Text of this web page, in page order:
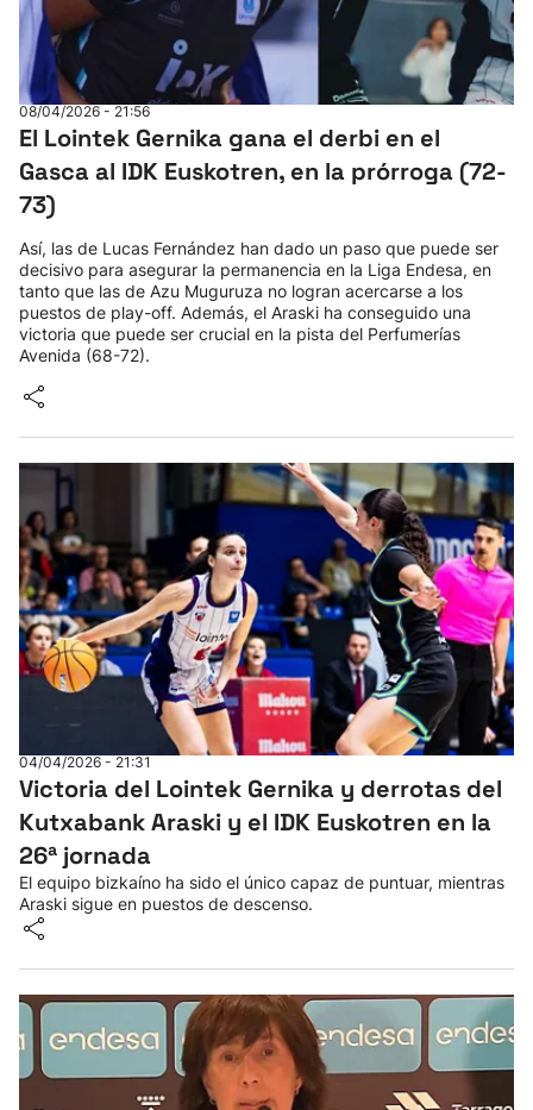
08/04/2026 - 21:56
El Lointek Gernika gana el derbi en el
Gasca al IDK Euskotren, en la prórroga (72-
73)
Así, las de Lucas Fernández han dado un paso que puede ser
decisivo para asegurar la permanencia en la Liga Endesa, en
tanto que las de Azu Muguruza no logran acercarse a los
puestos de play-off. Además, el Araski ha conseguido una
victoria que puede ser crucial en la pista del Perfumerías
Avenida (68-72).
04/04/2026 - 21:31
Victoria del Lointek Gernika y derrotas del
Kutxabank Araski y el IDK Euskotren en la
26ª jornada
El equipo bizkaíno ha sido el único capaz de puntuar, mientras
Araski sigue en puestos de descenso.